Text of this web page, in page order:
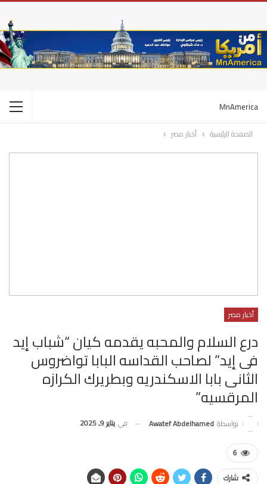
MnAmerica
الصفحة الرئيسية أخبار مصر
أخبار مصر
درع السلام والمحبه يقدمه كيان “شباب إيد
فى إيد” لصاحب القداسه البابا تواضروس
الثانى بابا الاسكندريه وبطريرك الكرازه
المرقسيه”
بواسطة Awatef Abdelhamed في يناير 9, 2025
6
شارك